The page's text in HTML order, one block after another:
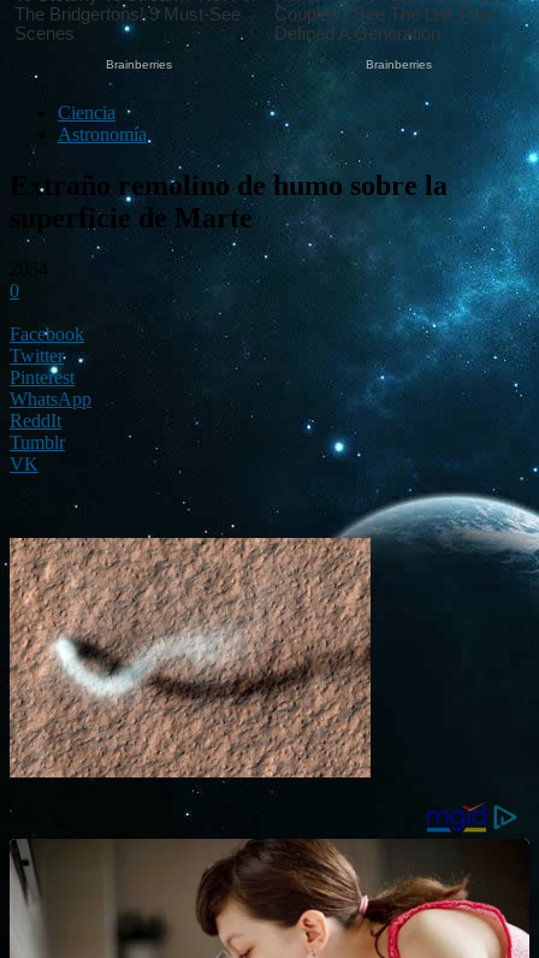
Ciencia
Astronomía
Extraño remolino de humo sobre la
superficie de Marte
0
Facebook
Twitter
Pinterest
WhatsApp
ReddIt
Tumblr
VK